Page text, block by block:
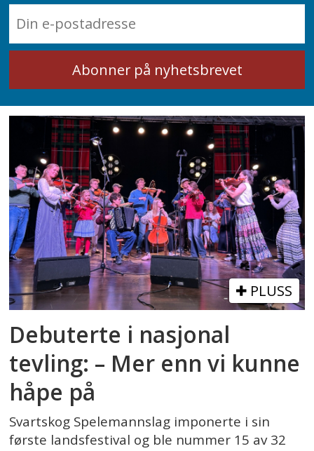
PLUSS
Debuterte i nasjonal
tevling: – Mer enn vi kunne
håpe på
Svartskog Spelemannslag imponerte i sin
første landsfestival og ble nummer 15 av 32